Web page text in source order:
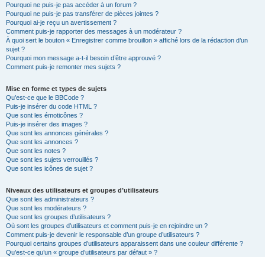
Pourquoi ne puis-je pas accéder à un forum ?
Pourquoi ne puis-je pas transférer de pièces jointes ?
Pourquoi ai-je reçu un avertissement ?
Comment puis-je rapporter des messages à un modérateur ?
À quoi sert le bouton « Enregistrer comme brouillon » affiché lors de la rédaction d’un
sujet ?
Pourquoi mon message a-t-il besoin d’être approuvé ?
Comment puis-je remonter mes sujets ?
Mise en forme et types de sujets
Qu’est-ce que le BBCode ?
Puis-je insérer du code HTML ?
Que sont les émoticônes ?
Puis-je insérer des images ?
Que sont les annonces générales ?
Que sont les annonces ?
Que sont les notes ?
Que sont les sujets verrouillés ?
Que sont les icônes de sujet ?
Niveaux des utilisateurs et groupes d’utilisateurs
Que sont les administrateurs ?
Que sont les modérateurs ?
Que sont les groupes d’utilisateurs ?
Où sont les groupes d’utilisateurs et comment puis-je en rejoindre un ?
Comment puis-je devenir le responsable d’un groupe d’utilisateurs ?
Pourquoi certains groupes d’utilisateurs apparaissent dans une couleur différente ?
Qu’est-ce qu’un « groupe d’utilisateurs par défaut » ?